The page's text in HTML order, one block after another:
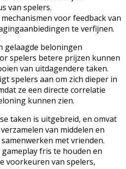
van spelers.
voor feedback van
te verfijnen.
gelaagde beloningen
spelers betere prijzen kunnen
van uitdagendere taken.
spelers aan om zich dieper in
ze een directe correlatie
kunnen zien.
taken is uitgebreid, en omvat
van middelen en
met vrienden.
fris te houden en
voorkeuren van spelers,